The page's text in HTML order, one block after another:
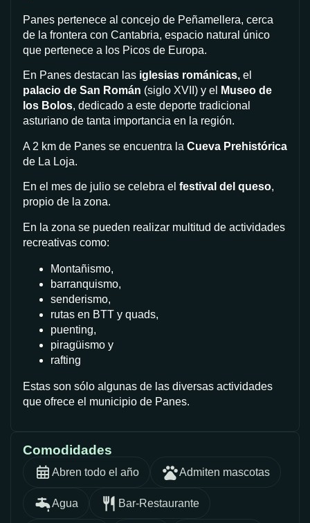
Panes pertenece al concejo de Peñamellera, cerca
de la frontera con Cantabria, espacio natural único
que pertenece a los Picos de Europa.
En Panes destacan las iglesias románicas, el
palacio de San Román (siglo XVII) y el
Museo de
los Bolos, dedicado a este deporte tradicional
asturiano de tanta importancia en la región.
A 2 km de Panes se encuentra la Cueva Prehistórica
de La Loja.
En el mes de julio se celebra el festival del queso,
propio de la zona.
En la zona se pueden realizar multitud de actividades
recreativas como:
Montañismo,
barranquismo,
senderismo,
rutas en BTT y quads,
puenting,
piragüismo y
rafting
Estas son sólo algunas de las diversas actividades
que ofrece el municipio de Panes.
Comodidades
Abren todo el año Admiten mascotas
Agua Bar-Restaurante